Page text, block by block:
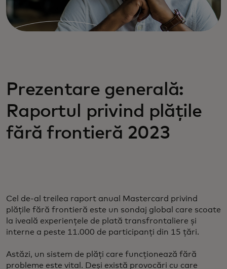
Prezentare generală:
Raportul privind plățile
fără frontieră 2023
Cel de-al treilea raport anual Mastercard privind
plățile fără frontieră este un sondaj global care scoate
la iveală experiențele de plată transfrontaliere și
interne a peste 11.000 de participanți din 15 țări.
Astăzi, un sistem de plăți care funcționează fără
probleme este vital. Deși există provocări cu care